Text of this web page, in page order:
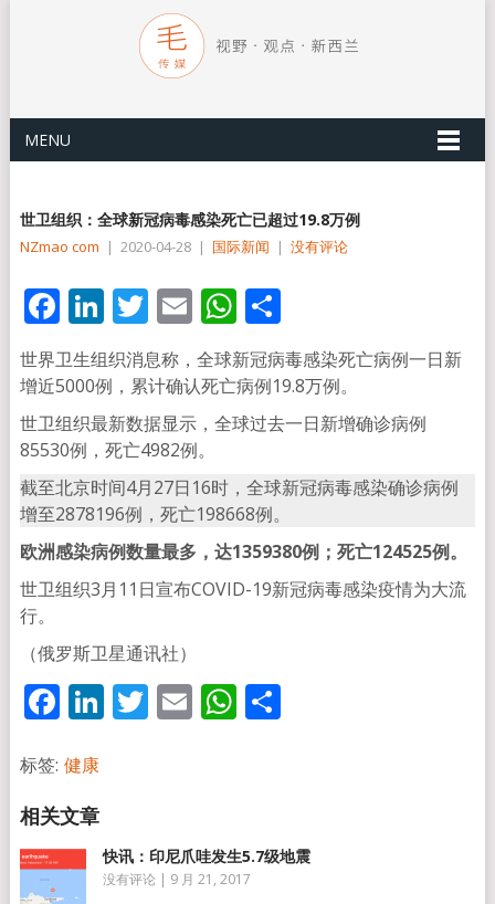
MENU
世卫组织：全球新冠病毒感染死亡已超过19.8万例
NZmao com | 2020-04-28 | 国际新闻 | 没有评论
Facebook
LinkedIn
Twitter
EmailWhatsApp
分
享
世界卫生组织消息称，全球新冠病毒感染死亡病例一日新
增近5000例，累计确认死亡病例19.8万例。
世卫组织最新数据显示，全球过去一日新增确诊病例
85530例，死亡4982例。
截至北京时间4月27日16时，全球新冠病毒感染确诊病例
增至2878196例，死亡198668例。
欧洲感染病例数量最多，达1359380例；死亡124525例。
世卫组织3月11日宣布COVID-19新冠病毒感染疫情为大流
行。
（俄罗斯卫星通讯社）
Facebook
LinkedIn
Twitter
EmailWhatsApp
分
标签: 健康
快讯：印尼爪哇发生5.7级地震
没有评论 | 9 月 21, 2017